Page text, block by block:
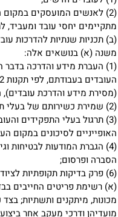
(2) לאנשים המועסקים
מתקיימים יחסי עובד ומעביד,
(ב) תכניות שנתיות להדרכות
משנה (א) בנושאים אלה:
(1) העברת מידע והדרכה
(מסירת מידע והדרכת עובדים),
(2) שמירת כשירותם של בעלי תפקידים המנויים בפסקה (3)(ב);
(3) תרגול בעלי התפקידים
האופייניים לסיכונים במקום
(4) הגברת המודעות לבטיחות
הסברה ופרסום;
(6) פרק בדיקות תקופתיות לציוד ולחומרים שבו יפורטו נושאים אלה:
(א) רשימת פריטים החייבים
מכונות, מיתקנים ותשתיות;
מועדיהן ודרכי מעקב אחר